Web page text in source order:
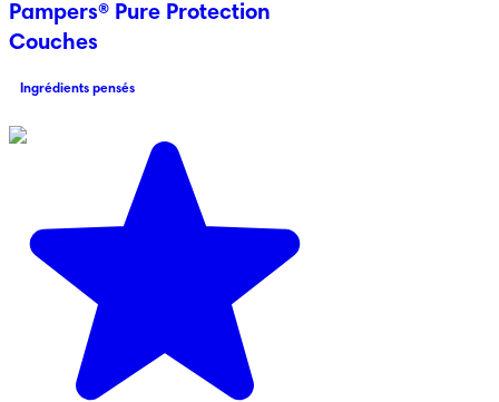
Pampers® Pure Protection
Couches
Ingrédients pensés